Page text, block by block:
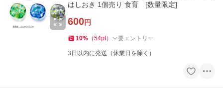
はしおき 1個売り 食育 [数量限定]
600円
10% （54pt） 要エントリー
3日以内に発送（休業日を除く）